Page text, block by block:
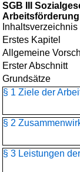
SGB III
Arbeitsförderung
Inhaltsverzeichnis
Erstes Kapitel
Allgemeine
Erster Abschnitt
Grundsätze
§ 1 Ziele der
§ 2
§ 3 Leistungen